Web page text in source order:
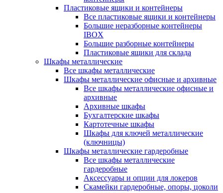
Пластиковые ящики и контейнеры
Все пластиковые ящики и контейнеры
Большие неразборные контейнеры
IBOX
Большие разборные контейнеры
Пластиковые ящики для склада
Шкафы металлические
Все шкафы металлические
Шкафы металлические офисные и архивные
Все шкафы металлические офисные и
архивные
Архивные шкафы
Бухгалтерские шкафы
Картотечные шкафы
Шкафы для ключей металлические
(ключницы)
Шкафы металлические гардеробные
Все шкафы металлические
гардеробные
Аксессуары и опции для локеров
Скамейки гардеробные, опоры, цоколи